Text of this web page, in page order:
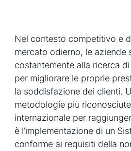
Nel contesto competitivo e
mercato odierno, le aziende
costantemente alla ricerca
per migliorare le proprie
la soddisfazione dei clienti.
metodologie più
internazionale per
è l’implementazione di un
conforme ai requisiti della